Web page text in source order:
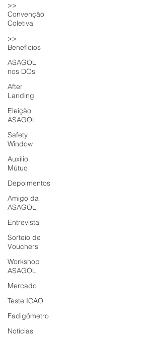
>>
Convenção
Coletiva
>>
Benefícios
ASAGOL
nos DOs
After
Landing
Eleição
ASAGOL
Safety
Window
Auxílio
Mútuo
Depoimentos
Amigo da
ASAGOL
Entrevista
Sorteio de
Vouchers
Workshop
ASAGOL
Mercado
Teste ICAO
Fadigômetro
Notícias